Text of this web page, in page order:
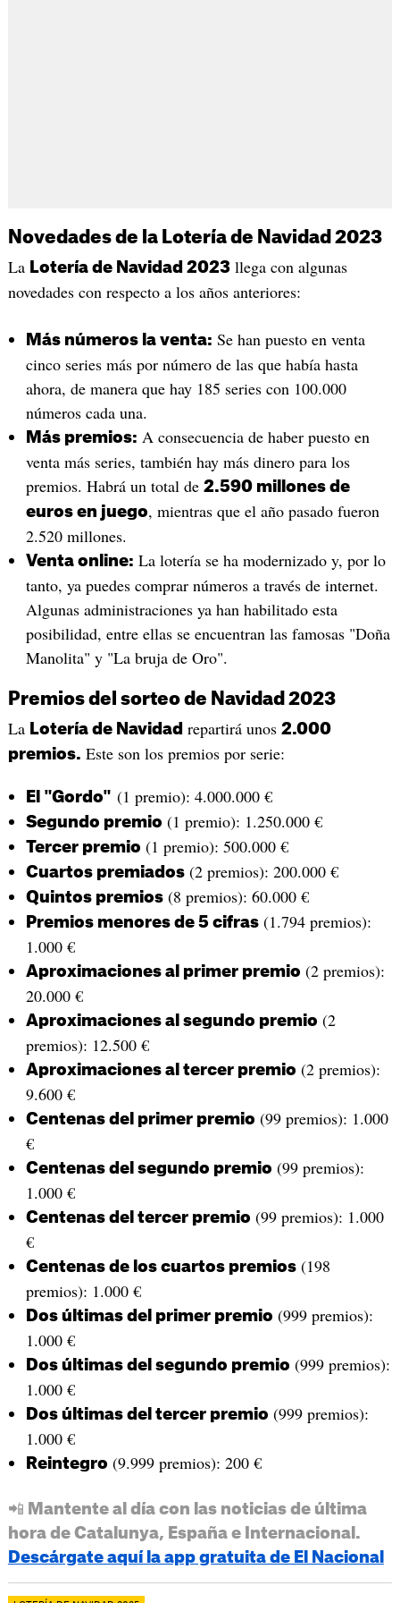
Novedades de la Lotería de Navidad 2023
La Lotería de Navidad 2023llega con algunas
novedades con respecto a los años anteriores:
Más números la venta: Se han puesto en venta
cinco series más por número de las que había hasta
ahora, de manera que hay 185 series con 100.000
números cada una.
Más premios: A consecuencia de haber puesto en
venta más series, también hay más dinero para los
premios. Habrá un total de 2.590 millones de
euros en juego, mientras que el año pasado fueron
2.520 millones.
Venta online: La lotería se ha modernizado y, por lo
tanto, ya puedes comprar números a través de internet.
Algunas administraciones ya han habilitado esta
posibilidad, entre ellas se encuentran las famosas "Doña
Manolita" y "La bruja de Oro".
Premios del sorteo de Navidad 2023
La Lotería de Navidad repartirá unos 2.000
premios. Este son los premios por serie:
El "Gordo" (1 premio): 4.000.000 €
Segundo premio (1 premio): 1.250.000 €
Tercer premio (1 premio): 500.000 €
Cuartos premiados(2 premios): 200.000 €
Quintos premios(8 premios): 60.000 €
Premios menores de 5 cifras(1.794 premios):
1.000 €
Aproximaciones al primer premio (2 premios):
20.000 €
Aproximaciones al segundo premio (2
premios): 12.500 €
Aproximaciones al tercer premio (2 premios):
9.600 €
Centenas del primer premio (99 premios): 1.000
€
Centenas del segundo premio (99 premios):
1.000 €
Centenas del tercer premio (99 premios): 1.000
€
Centenas de los cuartos premios(198
premios): 1.000 €
Dos últimas del primer premio (999 premios):
1.000 €
Dos últimas del segundo premio (999 premios):
1.000 €
Dos últimas del tercer premio (999 premios):
1.000 €
Reintegro (9.999 premios): 200 €
📲 Mantente al día con las noticias de última
hora de Catalunya, España e Internacional.
Descárgate aquí la app gratuita de El Nacional